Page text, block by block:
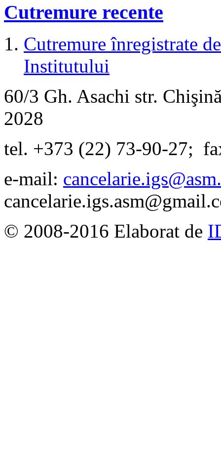
Cutremure recente
Cutremure înregistrate
Institutului
60/3 Gh. Asachi str.
2028
tel. +373 (22) 73-90-27;
e-mail:
© 2008-2016 Elaborat de